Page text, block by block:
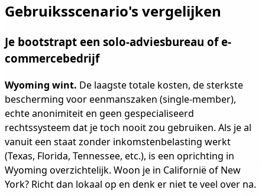
Gebruiksscenario's vergelijken
Je bootstrapt een solo-adviesbureau of e-
commercebedrijf
Wyoming wint. De laagste totale kosten, de sterkste
bescherming voor eenmanszaken (single-member),
echte anonimiteit en geen gespecialiseerd
rechtssysteem dat je toch nooit zou gebruiken. Als je al
vanuit een staat zonder inkomstenbelasting werkt
(Texas, Florida, Tennessee, etc.), is een oprichting in
Wyoming overzichtelijk. Woon je in Californië of New
York? Richt dan lokaal op en denk er niet te veel over na.